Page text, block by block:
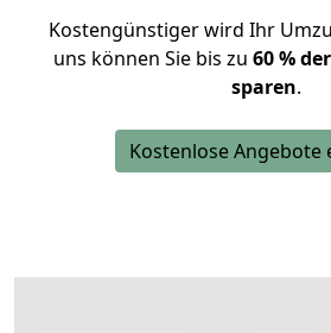
Kostengünstiger wird Ihr
uns können Sie bis zu 60 %
sparen.
Kostenlose Angebote